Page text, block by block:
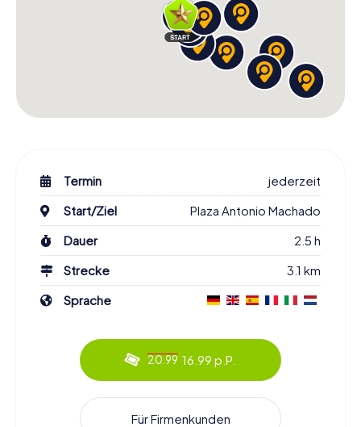
Termin
jederzeit
Start/Ziel
Plaza Antonio Machado
Dauer
2.5 h
Strecke
3.1 km
Sprache
20.99 16.99 p.P.
Für Firmenkunden